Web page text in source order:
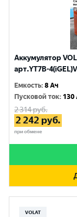
Аккумулятор
арт.YT7B-
Емкость:8 Ач
Пусковой ток: 130
2 314руб.
2 242 руб.
при обмене
VOLAT